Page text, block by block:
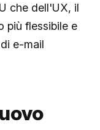
che dell'UX, il
più flessibile e
e-mail